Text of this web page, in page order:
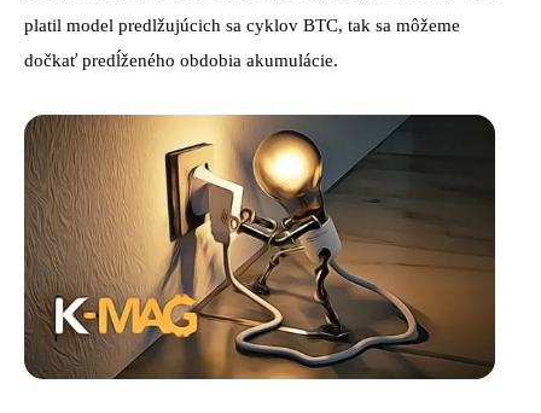
platil model predlžujúcich sa cyklov BTC, tak sa môžeme
dočkať predĺženého obdobia akumulácie.